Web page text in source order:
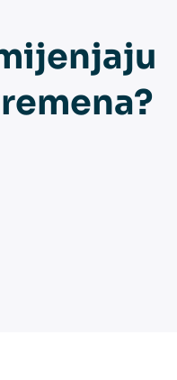
servisa
Iskustva